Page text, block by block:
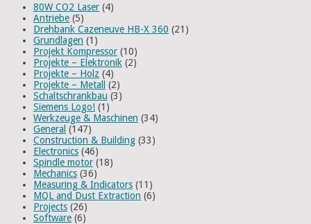
80W CO2 Laser (4)
Antriebe (5)
Drehbank Cazeneuve HB-X 360 (21)
Grundlagen (1)
Projekt Kompressor (10)
Projekte – Elektronik (2)
Projekte – Holz (4)
Projekte – Metall
(2)
Schaltschrankbau (3)
Siemens Logo! (1)
Werkzeuge & Maschinen (34)
General (147)
Construction & Building (33)
Electronics (46)
Spindle motor (18)
Mechanics (36)
Measuring & Indicators (11)
MQL and Dust Extraction (6)
Projects (26)
Software (6)